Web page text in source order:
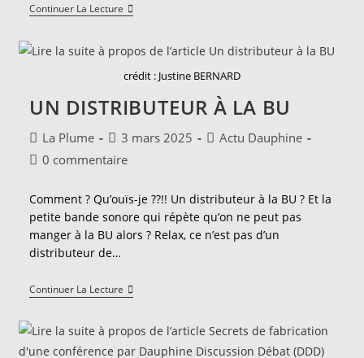
Continuer La LectureInterview
Avec
Bouchard,
Président
De
Dauphine.
crédit : Justine BERNARD
UN DISTRIBUTEUR À LA BU
Auteur/autrice
de
La Plume
Publication
publiée :
3 mars 2025
PostActu Dauphine
Commentaires
la
publication :
0 commentaire
Comment ? Qu’ouïs-je ??!! Un distributeur à la BU ? Et la
petite bande sonore qui répète qu’on ne peut pas
manger à la BU alors ? Relax, ce n’est pas d’un
distributeur de…
Continuer La LectureUn
Distributeur
La
BU